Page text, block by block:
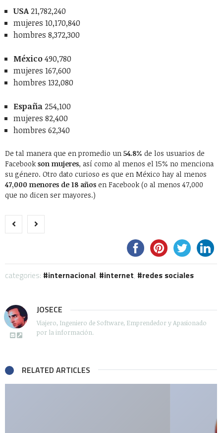
USA 21,782,240
mujeres 10,170,840
hombres 8,372,300
México490,780
mujeres 167,600
hombres 132,080
España 254,100
mujeres 82,400
hombres 62,340
De tal manera que en promedio un 54.8% de los usuarios de
Facebook son mujeres, así como al menos el 15% no menciona
su género. Otro dato curioso es que en México hay al menos
47,000 menores de 18 años en Facebook (o al menos 47,000
que no dicen ser mayores.)
categories: internacional, internet, redes sociales
JOSECE
Viajero, Ingeniero de Software, Emprendedor y Apasionado
por la información.
RELATED ARTICLES